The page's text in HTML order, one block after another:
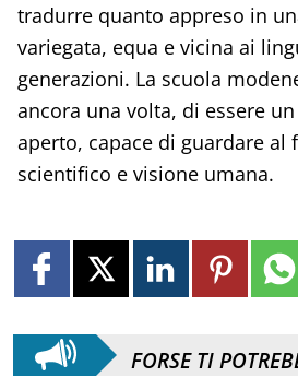
tradurre quanto appreso in
variegata, equa e vicina ai
generazioni. La scuola
ancora una volta, di essere
aperto, capace di guardare al
scientifico e visione umana.
FORSE TI